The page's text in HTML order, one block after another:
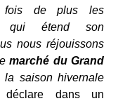
fois de plus les
qui étend son
nous réjouissons
marché du Grand
la saison hivernale
dans un